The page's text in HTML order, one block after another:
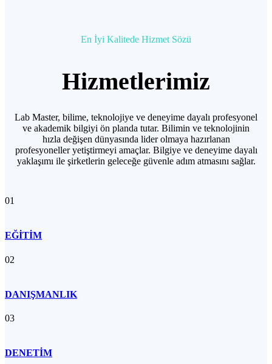
En İyi Kalitede Hizmet Sözü
Hizmetlerimiz
Lab Master, bilime, teknolojiye ve deneyime dayalı profesyonel
ve akademik bilgiyi ön planda tutar. Bilimin ve teknolojinin
hızla değişen dünyasında lider olmaya hazırlanan
profesyoneller yetiştirmeyi amaçlar. Bilgiye ve deneyime dayalı
yaklaşımı ile şirketlerin geleceğe güvenle adım atmasını sağlar.
01
EĞİTİM
02
DANIŞMANLIK
03
DENETİM